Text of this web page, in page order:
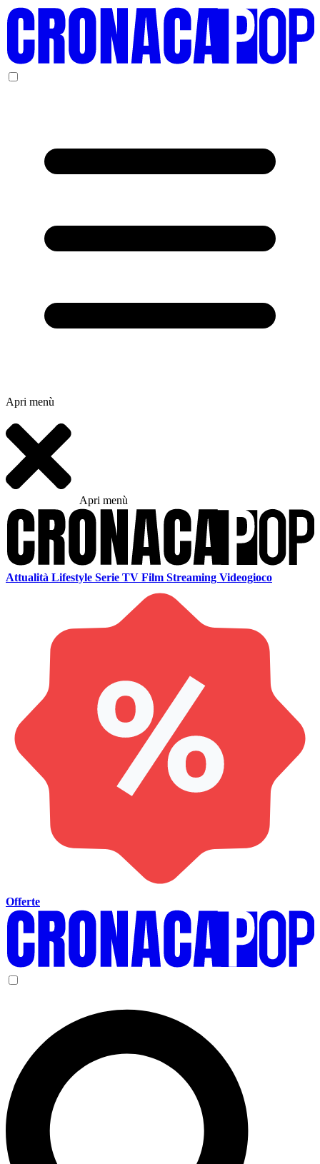
Apri menù
Apri menù
Attualità Lifestyle Serie TV Film Streaming Videogioco
Offerte